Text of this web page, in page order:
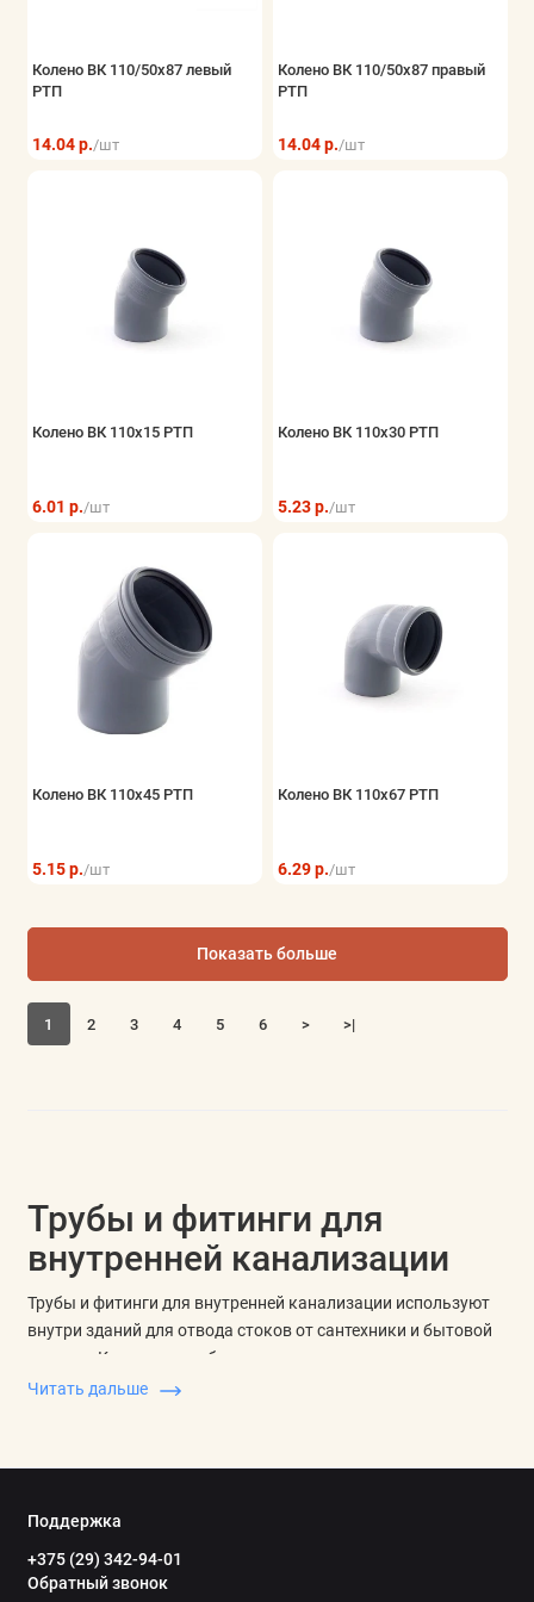
Колено ВК 110/50х87 левый
РТП
14.04 р./шт
Колено ВК 110/50х87 правый
РТП
14.04 р./шт
Колено ВК 110х15 РТП
6.01 р./шт
Колено ВК 110х30 РТП
5.23 р./шт
Колено ВК 110х45 РТП
5.15 р./шт
Колено ВК 110х67 РТП
6.29 р./шт
1 2 3 4 5 6 > >|
Показать больше
Трубы и фитинги для
внутренней канализации
Трубы и фитинги для внутренней канализации используют
внутри зданий для отвода стоков от сантехники и бытовой
техники. Комплект подбирают по диаметру, типу детали,
материалу, углу отвода, раструбному соединению и месту
крестовины, заглушки, ревизии, переходы и воздушные
Как выбрать диаметр и тип детали
Читать дальше
Поддержка
+375 (29) 342-94-01
Обратный звонок